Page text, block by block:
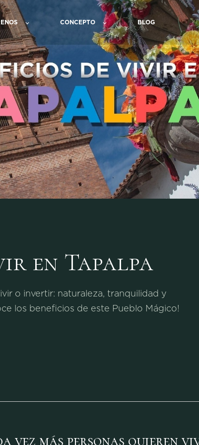
CONCEPTO BLOG
en Tapalpa
o invertir: naturaleza, tranquilidad y
los beneficios de este Pueblo Mágico!
vez más personas quieren